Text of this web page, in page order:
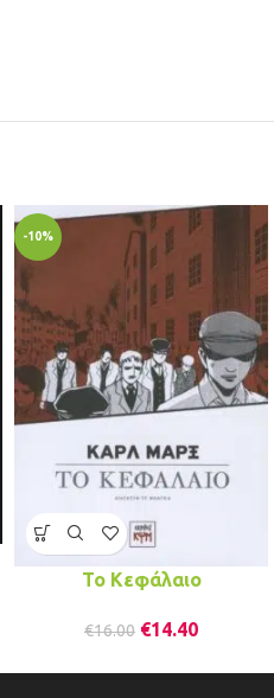
-10%
To Kεφάλαιο
€16.00 €14.40